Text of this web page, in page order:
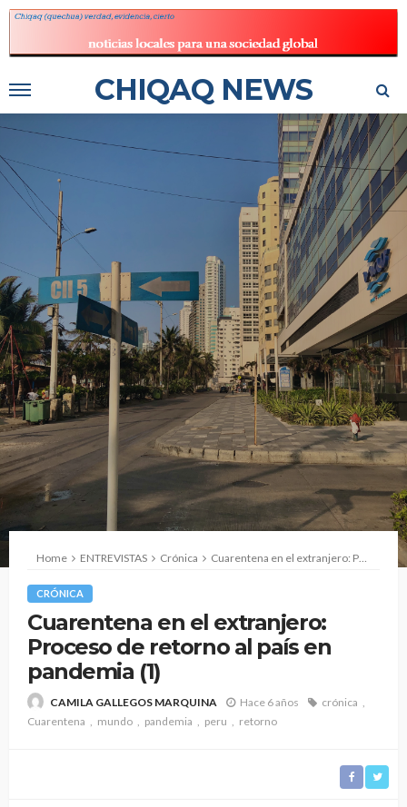
CHIQAQ NEWS
Home ENTREVISTAS Crónica Cuarentena en el extranjero: Proceso de retorno al país en pandemia (1)
CRÓNICA
Cuarentena en el extranjero:
Proceso de retorno al país en
pandemia (1)
CAMILA GALLEGOS MARQUINA Hace 6 años
crónica
Cuarentena
mundo pandemia peru retorno